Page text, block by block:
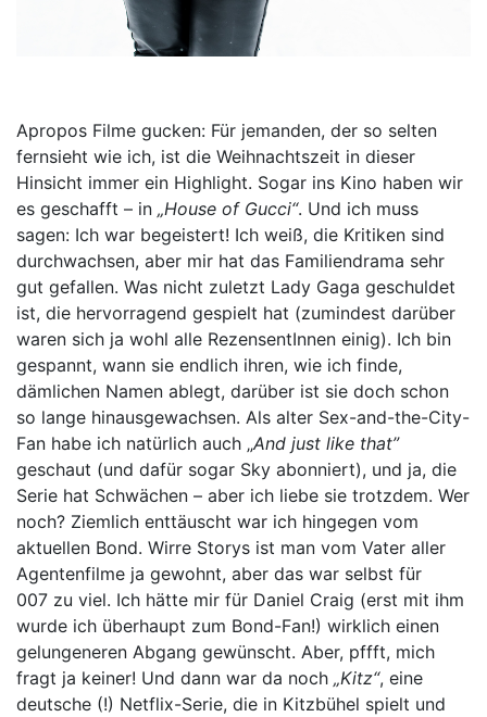
Apropos Filme gucken: Für jemanden, der so selten
fernsieht wie ich, ist die Weihnachtszeit in dieser
Hinsicht immer ein Highlight. Sogar ins Kino haben wir
es geschafft – in „House of Gucci“. Und ich muss
sagen: Ich war begeistert! Ich weiß, die Kritiken sind
durchwachsen, aber mir hat das Familiendrama sehr
gut gefallen. Was nicht zuletzt Lady Gaga geschuldet
ist, die hervorragend gespielt hat (zumindest darüber
waren sich ja wohl alle RezensentInnen einig). Ich bin
gespannt, wann sie endlich ihren, wie ich finde,
dämlichen Namen ablegt, darüber ist sie doch schon
so lange hinausgewachsen. Als alter Sex-and-the-City-
Fan habe ich natürlich auch „And just like that”
geschaut (und dafür sogar Sky abonniert), und ja, die
Serie hat Schwächen – aber ich liebe sie trotzdem. Wer
noch? Ziemlich enttäuscht war ich hingegen vom
aktuellen Bond. Wirre Storys ist man vom Vater aller
Agentenfilme ja gewohnt, aber das war selbst für
007 zu viel. Ich hätte mir für Daniel Craig (erst mit ihm
wurde ich überhaupt zum Bond-Fan!) wirklich einen
gelungeneren Abgang gewünscht. Aber, pffft, mich
fragt ja keiner! Und dann war da noch „Kitz“, eine
deutsche (!) Netflix-Serie, die in Kitzbühel spielt und